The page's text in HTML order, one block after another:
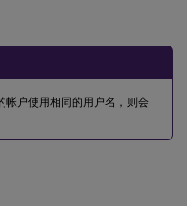
帐户使用相同的用户名，则会